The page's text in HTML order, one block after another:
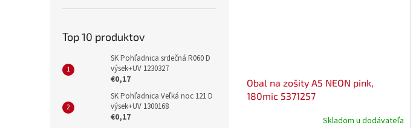
Top 10 produktov
SK Pohľadnica srdečná R060 D
výsek+UV 1230327
€0,17
SK Pohľadnica Veľká noc 121 D
výsek+UV 1300168
€0,17
Obal na zošity A5 NEON pink,
180mic 5371257
Skladom u dodávateľa